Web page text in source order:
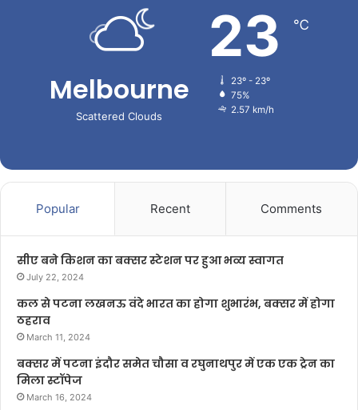
Melbourne
Scattered Clouds
23 ℃
23º - 23º
75%
2.57 km/h
Popular Recent Comments
सीए बने किशन का बक्सर स्टेशन पर हुआ भव्य स्वागत
July 22, 2024
कल से पटना लखनऊ वंदे भारत का होगा शुभारंभ, बक्सर में होगा
ठहराव
March 11, 2024
बक्सर में पटना इंदौर समेत चौसा व रघुनाथपुर में एक एक ट्रेन का
मिला स्टॉपेज
March 16, 2024